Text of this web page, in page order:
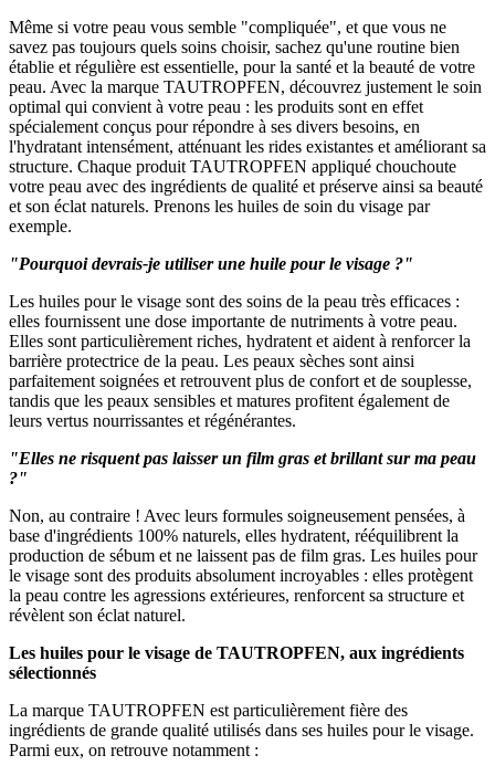
Même si votre peau vous semble "compliquée", et que vous ne
savez pas toujours quels soins choisir, sachez qu'une routine bien
établie et régulière est essentielle, pour la santé et la beauté de votre
peau. Avec la marque TAUTROPFEN, découvrez justement le soin
optimal qui convient à votre peau : les produits sont en effet
spécialement conçus pour répondre à ses divers besoins, en
l'hydratant intensément, atténuant les rides existantes et améliorant sa
structure. Chaque produit TAUTROPFEN appliqué chouchoute
votre peau avec des ingrédients de qualité et préserve ainsi sa beauté
et son éclat naturels. Prenons les huiles de soin du visage par
exemple.
"Pourquoi devrais-je utiliser une huile pour le visage ?"
Les huiles pour le visage sont des soins de la peau très efficaces :
elles fournissent une dose importante de nutriments à votre peau.
Elles sont particulièrement riches, hydratent et aident à renforcer la
barrière protectrice de la peau. Les peaux sèches sont ainsi
parfaitement soignées et retrouvent plus de confort et de souplesse,
tandis que les peaux sensibles et matures profitent également de
leurs vertus nourrissantes et régénérantes.
"Elles ne risquent pas laisser un film gras et brillant sur ma peau
?"
Non, au contraire ! Avec leurs formules soigneusement pensées, à
base d'ingrédients 100% naturels, elles hydratent, rééquilibrent la
production de sébum et ne laissent pas de film gras. Les huiles pour
le visage sont des produits absolument incroyables : elles protègent
la peau contre les agressions extérieures, renforcent sa structure et
révèlent son éclat naturel.
Les huiles pour le visage de TAUTROPFEN, aux ingrédients
sélectionnés
La marque TAUTROPFEN est particulièrement fière des
ingrédients de grande qualité utilisés dans ses huiles pour le visage.
Parmi eux, on retrouve notamment :